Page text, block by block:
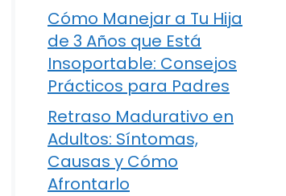
Cómo Manejar a Tu Hija
de 3 Años que Está
Insoportable: Consejos
Prácticos para Padres
Retraso Madurativo en
Adultos: Síntomas,
Causas y Cómo
Afrontarlo